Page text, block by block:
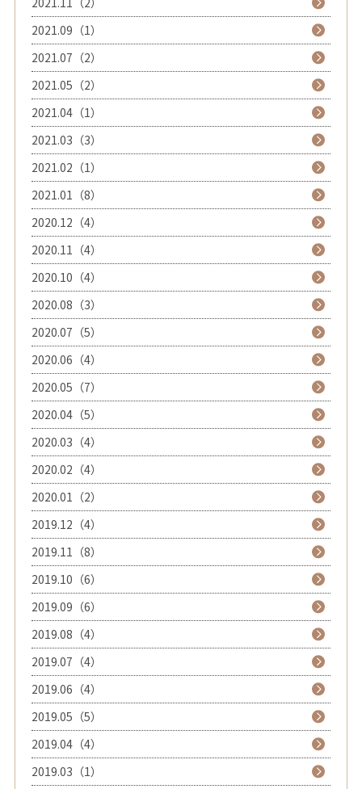
2021.09（1）
2021.07（2）
2021.05（2）
2021.04（1）
2021.03（3）
2021.02（1）
2021.01（8）
2020.12（4）
2020.11（4）
2020.10（4）
2020.08（3）
2020.07（5）
2020.06（4）
2020.05（7）
2020.04（5）
2020.03（4）
2020.02（4）
2020.01（2）
2019.12（4）
2019.11（8）
2019.10（6）
2019.09（6）
2019.08（4）
2019.07（4）
2019.06（4）
2019.05（5）
2019.04（4）
2019.03（1）